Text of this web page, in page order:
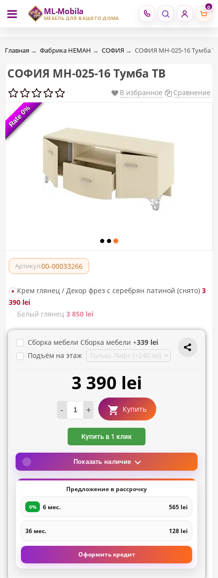
ML-Mobila
МЕБЕЛЬ ДЛЯ ВАШЕГО ДОМА
0
RU RO
Главная → Фабрика НЕМАН → СОФИЯ → СОФИЯ МН-025-16 Тумба
СОФИЯ МН-025-16 Тумба ТВ
В избранное Сравнение
Rate 0%
Rate 0%
Артикул:00-00033266
Крем глянец / Декор фрез с серебрян патиной (снято) 3
390 lei
Белый глянец 3 850 lei
Сборка мебели Сборка мебели +339 lei
Подъём на этаж
3 390 lei
- + Купить
Купить в 1 клик
Показать наличие
Предложение в рассрочку
0% 6 мес. 565 lei
36 мес. 128 lei
Оформить кредит